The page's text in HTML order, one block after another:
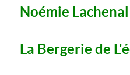
Noémie Lachenal
La Bergerie de